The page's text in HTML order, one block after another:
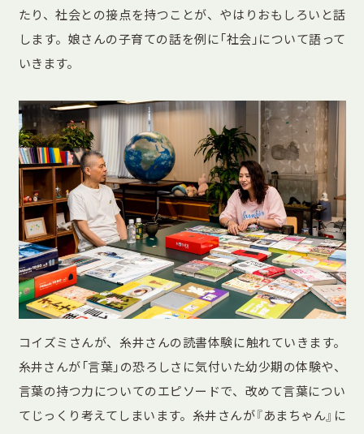
たり、社会との接点を持つことが、やはりおもしろいと話
します。娘さんの子育ての話を例に「社会」について語って
いきます。
コイズミさんが、糸井さんの読書体験に触れていきます。
糸井さんが「言葉」の恐ろしさに気付いた幼少期の体験や、
言葉の持つ力についてのエピソードで、改めて言葉につい
てじっくり考えてしまいます。糸井さんが『あまちゃん』に